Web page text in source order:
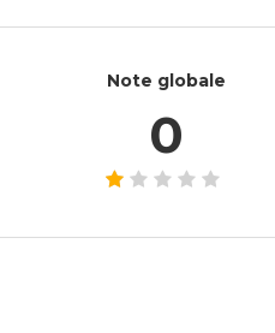
Note globale
0